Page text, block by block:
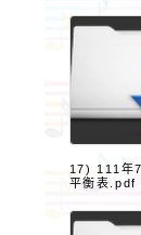
17) 111年
平衡表.pdf